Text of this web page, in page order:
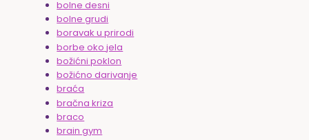
bolne desni
bolne grudi
boravak u prirodi
borbe oko jela
božićni poklon
božićno darivanje
braća
bračna kriza
braco
brain gym